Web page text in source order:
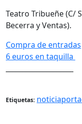
Teatro Tribueñe (C/
Becerra y Ventas).
Compra de entradas
6 euros en taquilla
Etiquetas: